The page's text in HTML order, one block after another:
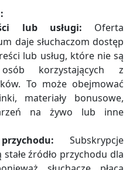
lub usługi: Oferta
daje słuchaczom dostęp
lub usług, które nie są
korzystających z
To może obejmować
materiały bonusowe,
na żywo lub inne
Subskrypcje
źródło przychodu dla